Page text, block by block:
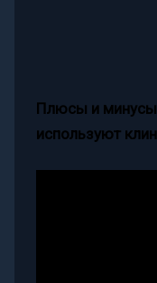
Плюсы и минусы
используют